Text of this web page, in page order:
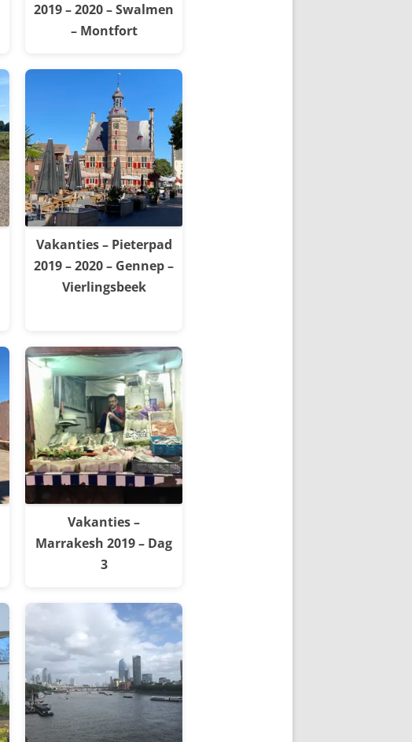
2019 – 2020 – Swalmen
– Montfort
Vakanties – Pieterpad
2019 – 2020 – Gennep –
Vierlingsbeek
Vakanties –
Marrakesh 2019 – Dag
3